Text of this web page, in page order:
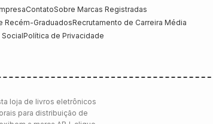
ContatoSobre Marcas Registradas
Recém-GraduadosRecrutamento de Carreira Média
Política de Privacidade
loja de livros eletrônicos
para distribuição de